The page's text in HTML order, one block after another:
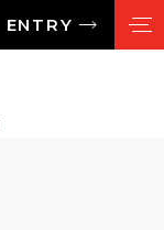
ENTRY